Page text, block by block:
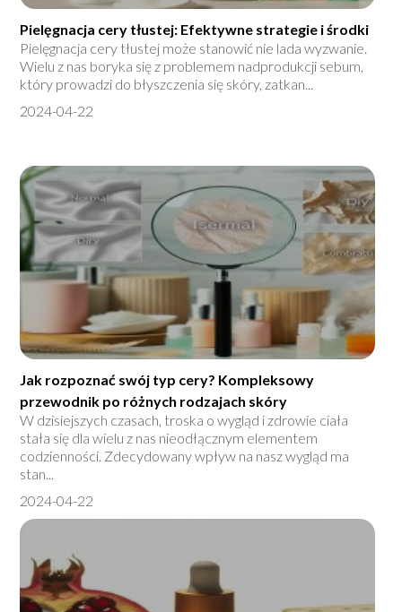
Pielęgnacja cery tłustej: Efektywne strategie i środki
Pielęgnacja cery tłustej może stanowić nie lada wyzwanie.
Wielu z nas boryka się z problemem nadprodukcji sebum,
który prowadzi do błyszczenia się skóry, zatkan...
2024-04-22
Jak rozpoznać swój typ cery? Kompleksowy
przewodnik po różnych rodzajach skóry
W dzisiejszych czasach, troska o wygląd i zdrowie ciała
stała się dla wielu z nas nieodłącznym elementem
codzienności. Zdecydowany wpływ na nasz wygląd ma
stan...
2024-04-22